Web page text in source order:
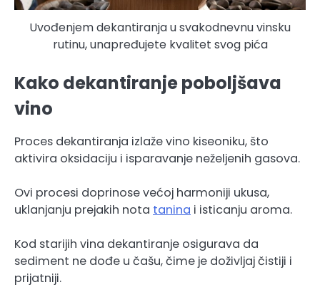
Uvođenjem dekantiranja u svakodnevnu vinsku
rutinu, unapređujete kvalitet svog pića
Kako dekantiranje poboljšava
vino
Proces dekantiranja izlaže vino kiseoniku, što
aktivira oksidaciju i isparavanje neželjenih gasova.
Ovi procesi doprinose većoj harmoniji ukusa,
uklanjanju prejakih nota tanina i isticanju aroma.
Kod starijih vina dekantiranje osigurava da
sediment ne dođe u čašu, čime je doživljaj čistiji i
prijatniji.